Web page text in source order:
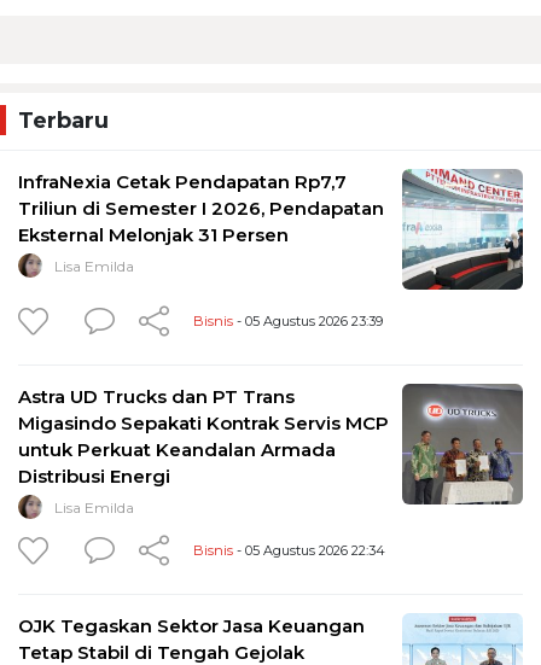
Terbaru
InfraNexia Cetak Pendapatan Rp7,7
Triliun di Semester I 2026, Pendapatan
Eksternal Melonjak 31 Persen
Lisa Emilda
Bisnis - 05 Agustus 2026 23:39
Astra UD Trucks dan PT Trans
Migasindo Sepakati Kontrak Servis MCP
untuk Perkuat Keandalan Armada
Distribusi Energi
Lisa Emilda
Bisnis - 05 Agustus 2026 22:34
OJK Tegaskan Sektor Jasa Keuangan
Tetap Stabil di Tengah Gejolak